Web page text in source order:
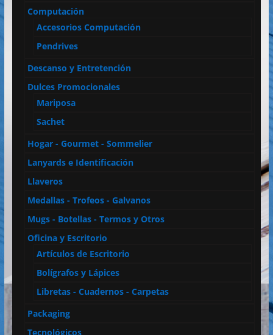
Computación
Accesorios Computación
Pendrives
Descanso y Entretención
Dulces Promocionales
Mariposa
Sachet
Hogar - Gourmet - Sommelier
Lanyards e Identificación
Llaveros
Medallas - Trofeos - Galvanos
Mugs - Botellas - Termos y Otros
Oficina y Escritorio
Artículos de Escritorio
Bolígrafos y Lápices
Libretas - Cuadernos - Carpetas
Packaging
Tecnológicos